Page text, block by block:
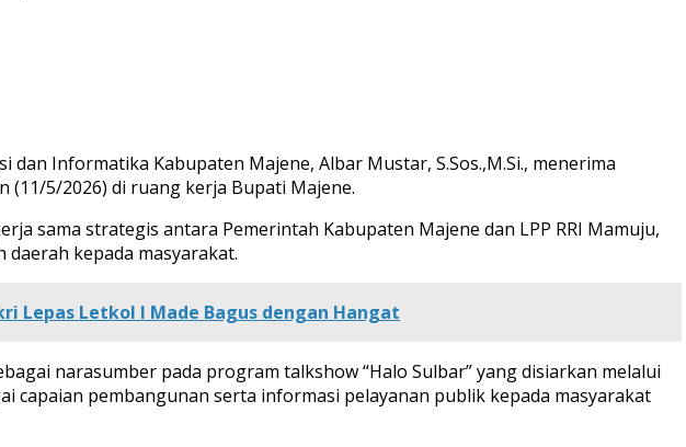
dan Informatika Kabupaten Majene, Albar Mustar, S.Sos.,M.Si., menerima
(11/5/2026) di ruang kerja Bupati Majene.
sama strategis antara Pemerintah Kabupaten Majene dan LPP RRI Mamuju,
kepada masyarakat.
Lepas Letkol I Made Bagus dengan Hangat
narasumber pada program talkshow “Halo Sulbar” yang disiarkan melalui
capaian pembangunan serta informasi pelayanan publik kepada masyarakat